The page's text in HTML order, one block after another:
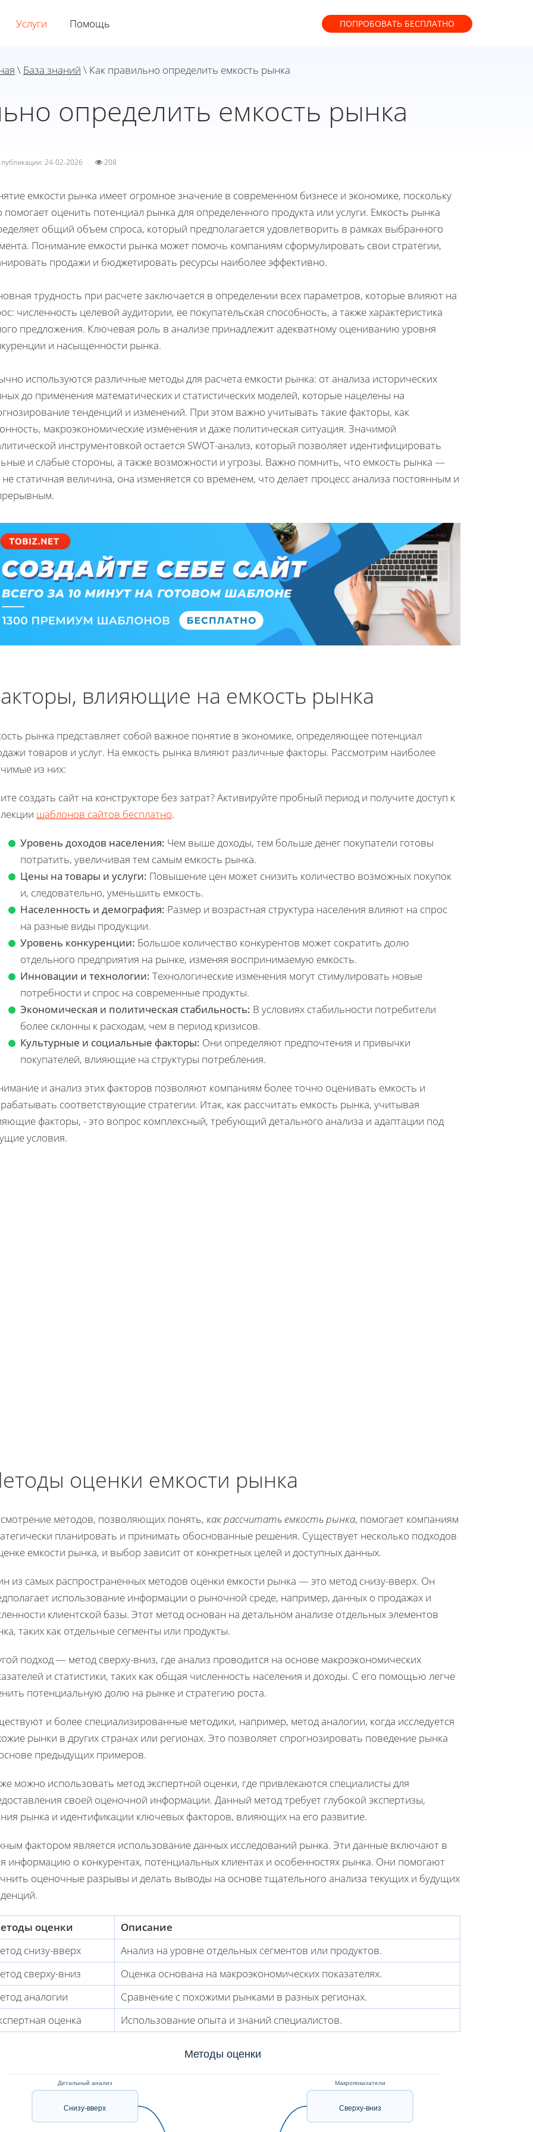
Услуги Помощь ПОПРОБОВАТЬ БЕСПЛАТНО
\ База знаний \ Как правильно определить емкость рынка
определить емкость рынка
публикации: 24-02-2026 208
емкости рынка имеет огромное значение в современном бизнесе и экономике, поскольку
помогает оценить потенциал рынка для определенного продукта или услуги. Емкость рынка
общий объем спроса, который предполагается удовлетворить в рамках выбранного
Понимание емкости рынка может помочь компаниям сформулировать свои стратегии,
продажи и бюджетировать ресурсы наиболее эффективно.
трудность при расчете заключается в определении всех параметров, которые влияют на
численность целевой аудитории, ее покупательская способность, а также характеристика
предложения. Ключевая роль в анализе принадлежит адекватному оцениванию уровня
и насыщенности рынка.
используются различные методы для расчета емкости рынка: от анализа исторических
до применения математических и статистических моделей, которые нацелены на
тенденций и изменений. При этом важно учитывать такие факторы, как
макроэкономические изменения и даже политическая ситуация. Значимой
инструментовкой остается SWOT-анализ, который позволяет идентифицировать
и слабые стороны, а также возможности и угрозы. Важно помнить, что емкость рынка —
не статичная величина, она изменяется со временем, что делает процесс анализа постоянным и
влияющие на емкость рынка
рынка представляет собой важное понятие в экономике, определяющее потенциал
товаров и услуг. На емкость рынка влияют различные факторы. Рассмотрим наиболее
из них:
создать сайт на конструкторе без затрат? Активируйте пробный период и получите доступ к
шаблонов сайтов бесплатно.
Уровень доходов населения: Чем выше доходы, тем больше денег покупатели готовы
потратить, увеличивая тем самым емкость рынка.
Цены на товары и услуги: Повышение цен может снизить количество возможных покупок
и, следовательно, уменьшить емкость.
Населенность и демография: Размер и возрастная структура населения влияют на спрос
на разные виды продукции.
Уровень конкуренции: Большое количество конкурентов может сократить долю
отдельного предприятия на рынке, изменяя воспринимаемую емкость.
Инновации и технологии: Технологические изменения могут стимулировать новые
потребности и спрос на современные продукты.
Экономическая и политическая стабильность: В условиях стабильности потребители
более склонны к расходам, чем в период кризисов.
Культурные и социальные факторы: Они определяют предпочтения и привычки
покупателей, влияющие на структуры потребления.
и анализ этих факторов позволяют компаниям более точно оценивать емкость и
соответствующие стратегии. Итак, как рассчитать емкость рынка, учитывая
факторы, - это вопрос комплексный, требующий детального анализа и адаптации под
условия.
оценки емкости рынка
методов, позволяющих понять, как рассчитать емкость рынка, помогает компаниям
планировать и принимать обоснованные решения. Существует несколько подходов
емкости рынка, и выбор зависит от конкретных целей и доступных данных.
из самых распространенных методов оценки емкости рынка — это метод снизу-вверх. Он
использование информации о рыночной среде, например, данных о продажах и
клиентской базы. Этот метод основан на детальном анализе отдельных элементов
таких как отдельные сегменты или продукты.
подход — метод сверху-вниз, где анализ проводится на основе макроэкономических
и статистики, таких как общая численность населения и доходы. С его помощью легче
потенциальную долю на рынке и стратегию роста.
и более специализированные методики, например, метод аналогии, когда исследуется
рынки в других странах или регионах. Это позволяет спрогнозировать поведение рынка
предыдущих примеров.
можно использовать метод экспертной оценки, где привлекаются специалисты для
своей оценочной информации. Данный метод требует глубокой экспертизы,
рынка и идентификации ключевых факторов, влияющих на его развитие.
фактором является использование данных исследований рынка. Эти данные включают в
информацию о конкурентах, потенциальных клиентах и особенностях рынка. Они помогают
оценочные разрывы и делать выводы на основе тщательного анализа текущих и будущих
оценки
Описание
снизу-вверх
Анализ на уровне отдельных сегментов или продуктов.
сверху-вниз
Оценка основана на макроэкономических показателях.
аналогии
Сравнение с похожими рынками в разных регионах.
оценка
Использование опыта и знаний специалистов.
Методы оценки
Снизу-вверх Сверху-вниз
Детальный анализ Макропоказатели